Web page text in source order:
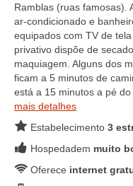
Ramblas (ruas famosas).
ar-condicionado e
equipados com TV de
privativo dispõe de
maquiagem. Alguns dos
ficam a 5 minutos de
está a 15 minutos a pé do
mais detalhes
Estabelecimento 3
Hospedadem muito
Oferece internet